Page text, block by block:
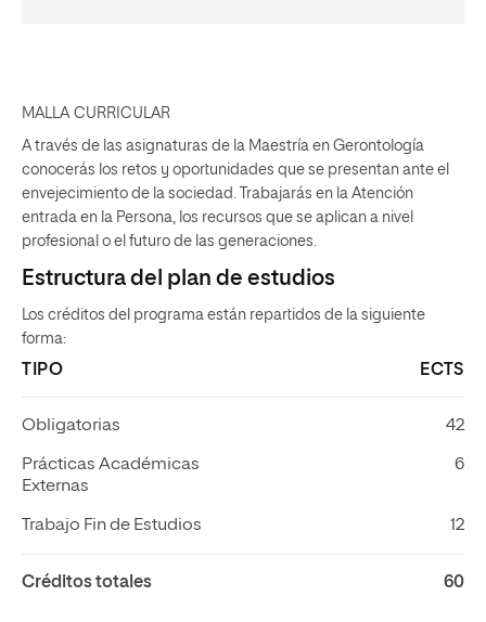
MALLA CURRICULAR
A través de las asignaturas de la Maestría en Gerontología
conocerás los retos y oportunidades que se presentan ante el
envejecimiento de la sociedad. Trabajarás en la Atención
entrada en la Persona, los recursos que se aplican a nivel
profesional o el futuro de las generaciones.
Estructura del plan de estudios
Los créditos del programa están repartidos de la siguiente
forma:
TIPO ECTS
Obligatorias 42
Prácticas Académicas
Externas
6
Trabajo Fin de Estudios 12
Créditos totales 60